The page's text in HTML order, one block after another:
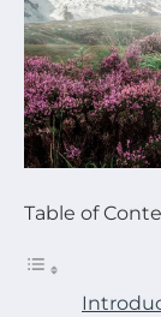
Table of